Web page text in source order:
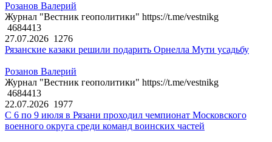
Розанов Валерий
Журнал "Вестник геополитики" https://t.me/vestnikg
4684413
27.07.2026 1276
Рязанские казаки решили подарить Орнелла Мути усадьбу
Розанов Валерий
Журнал "Вестник геополитики" https://t.me/vestnikg
4684413
22.07.2026 1977
С 6 по 9 июля в Рязани проходил чемпионат Московского
военного округа среди команд воинских частей